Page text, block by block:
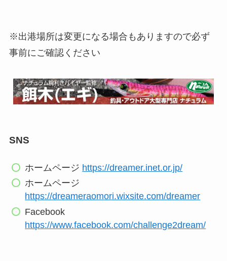
※出港場所は変更になる場合もありますので必ず
事前にご確認ください
SNS
ホームページ https://dreamer.inet.or.jp/
ホームページ
https://dreameraomori.wixsite.com/dreamer
Facebook
https://www.facebook.com/challenge2dream/